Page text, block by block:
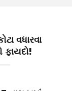
વધારવા